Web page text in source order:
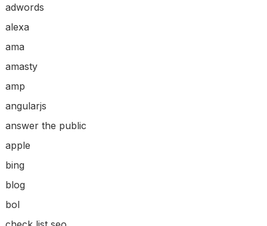
adwords
alexa
ama
amasty
amp
angularjs
answer the public
apple
bing
blog
bol